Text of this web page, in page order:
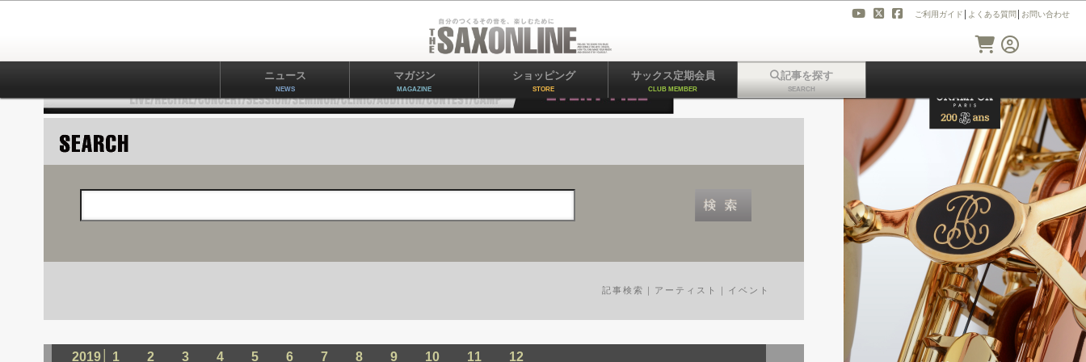
ご利用ガイド よくある質問 お問い合わせ
ニュース
NEWS
マガジン
MAGAZINE
ショッピング
STORE
サックス定期会員
CLUB MEMBER
記事を探す
SEARCH
レッスン ギア
記事検索 ｜ アーティスト ｜ イベント
2019│ 1 2 3 4 5 6 7 8 9 10 11 12